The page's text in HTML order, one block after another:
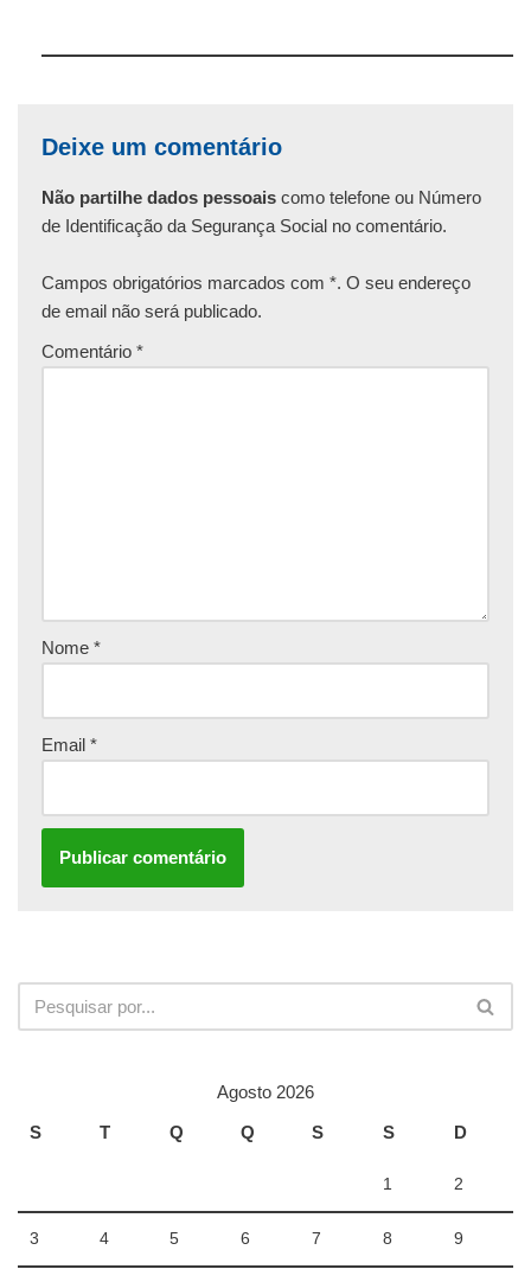
Deixe um comentário
Não partilhe dados pessoais como telefone ou Número
de Identificação da Segurança Social no comentário.
Campos obrigatórios marcados com *. O seu endereço
de email não será publicado.
Comentário *
Nome *
Email *
Agosto 2026
S
T Q Q S S D
1 2
3 4 5 6 7 8 9